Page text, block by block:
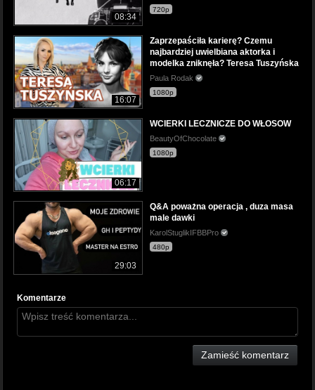
08:34
720p
16:07
Zaprzepaściła karierę? Czemu
najbardziej uwielbiana aktorka i
modelka zniknęła? Teresa Tuszyńska
Paula Rodak
1080p
06:17
WCIERKI LECZNICZE DO WŁOSOW
BeautyOfChocolate
1080p
29:03
Q&A poważna operacja , duza masa
male dawki
KarolStuglikIFBBPro
480p
Komentarze
Zamieść komentarz